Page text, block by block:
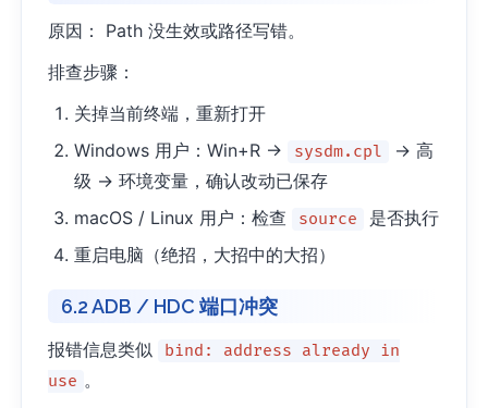
原因： Path 没生效或路径写错。
排查步骤：
关掉当前终端，重新打开
Windows 用户：Win+R →
sysdm.cpl
→ 高
级 → 环境变量，确认改动已保存
macOS / Linux 用户：检查
source
是否执行
重启电脑（绝招，大招中的大招）
6.2 ADB / HDC 端口冲突
报错信息类似
bind: address already in
use 。